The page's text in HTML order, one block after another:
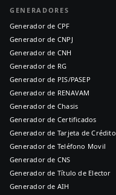
GENERADORES
Generador de CPF
Generador de CNPJ
Generador de CNH
Generador de RG
Generador de PIS/PASEP
Generador de RENAVAM
Generador de Chasis
Generador de Certificados
Generador de Tarjeta de Crédito
Generador de Teléfono Movil
Generador de CNS
Generador de Título de Elector
Generador de AIH